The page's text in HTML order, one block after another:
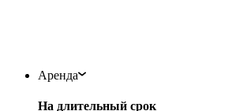
Аренда
На длительный срок